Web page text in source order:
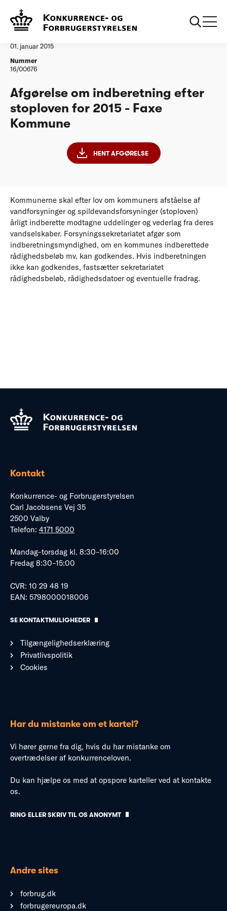
Vandtilsyn
01. januar 2015
Nummer
16/00676
Afgørelse om indberetning efter
stoploven for 2015 - Faxe
Kommune
HENT AFGØRELSE
Kommunerne skal efter lov om kommuners afståelse af
vandforsyninger og spildevandsforsyninger (stoploven)
årligt indberette modtagne uddelinger og vederlag fra deres
vandselskaber. Forsyningssekretariatet afgør som
indberetningsmyndighed, om en kommunes indberettede
rådighedsbeløb mv. kan godkendes. Hvis indberetningen
ikke kan godkendes, fastsætter sekretariatet
rådighedsbeløb, rådighedsdatoer og eventuelle fradrag.
Kontakt
Konkurrence- og Forbrugerstyrelsen
Carl Jacobsens Vej 35
2500 Valby
Telefon: 4171 5000
Mandag–torsdag kl. 8:30–16:00
Fredag 8:30–15:00
CVR: 10 29 48 19
EAN: 5798000018006
SE KONTAKTMULIGHEDER
Tilgængelighedserklæring
Privatlivspolitik
Cookies
Har du mistanke om et kartel?
Vi hører gerne fra dig, hvis du har mistanke om
overtrædelser af konkurrenceloven.
Du kan hjælpe os med at opspore karteller ved at kontakte
os.
RING ELLER SKRIV TIL OS ANONYMT
Andre sites
forbrug.dk
forbrugereuropa.dk